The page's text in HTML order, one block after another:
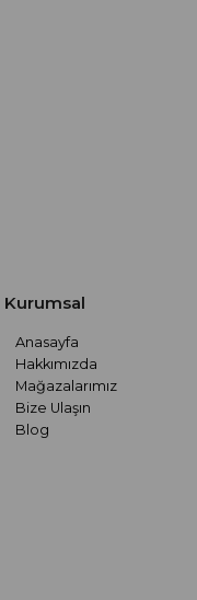
Kurumsal
Anasayfa
Hakkımızda
Mağazalarımız
Bize Ulaşın
Blog